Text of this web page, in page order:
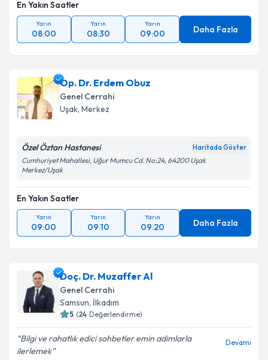
En Yakın Saatler
Yarın
08:00
Yarın
08:30
Yarın
09:00 Daha Fazla
Op. Dr. Erdem Obuz
Genel Cerrahi
Uşak, Merkez
Özel Öztan Hastanesi Haritada Göster
Cumhuriyet Mahallesi, Uğur Mumcu Cd. No:24, 64200 Uşak
Merkez/Uşak
En Yakın Saatler
Yarın
09:00
Yarın
09:10
Yarın
09:20 Daha Fazla
Doç. Dr. Muzaffer Al
Genel Cerrahi
Samsun, İlkadım
5 (24 Değerlendirme)
Bilgi ve rahatlık edici sohbetler emin adimlarla
ilerlemek
Devamı